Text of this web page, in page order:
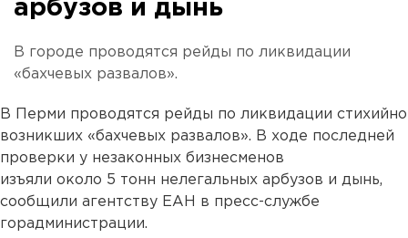
арбузов и дынь
В городе проводятся рейды по ликвидации
«бахчевых развалов».
В Перми проводятся рейды по ликвидации стихийно
возникших «бахчевых развалов». В ходе последней
проверки у незаконных бизнесменов
изъяли около 5 тонн нелегальных арбузов и дынь,
сообщили агентству ЕАН в пресс-службе
горадминистрации.